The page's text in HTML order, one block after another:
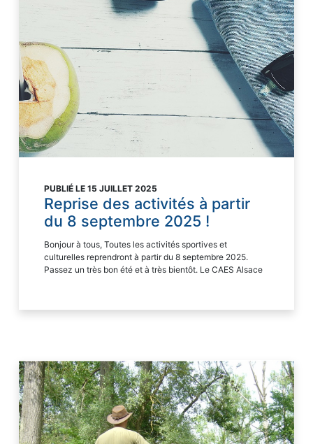
PUBLIÉ LE 15 JUILLET 2025
Reprise des activités à partir
du 8 septembre 2025 !
Bonjour à tous, Toutes les activités sportives et
culturelles reprendront à partir du 8 septembre 2025.
Passez un très bon été et à très bientôt. Le CAES Alsace